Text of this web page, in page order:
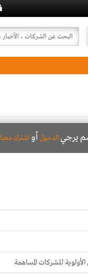
يرجيالدخول أو اشترك معنا
الأولوية للشركات المساهمة